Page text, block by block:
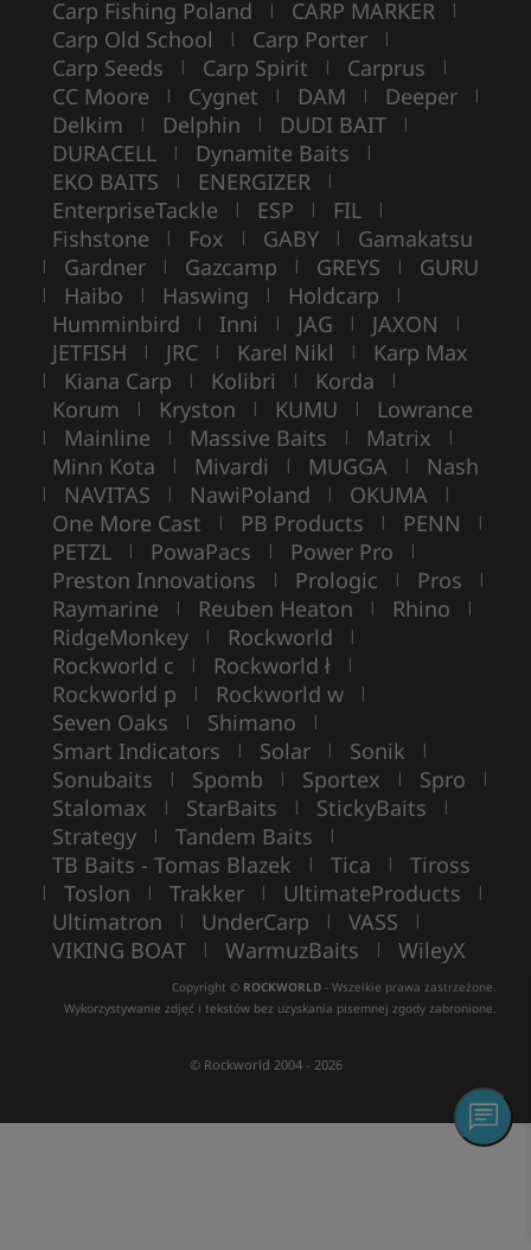
Carp Fishing Poland | CARP MARKER |
Carp Old School | Carp Porter |
Carp Seeds | Carp Spirit | Carprus |
CC Moore | Cygnet | DAM | Deeper |
Delkim | Delphin | DUDI BAIT |
DURACELL | Dynamite Baits |
EKO BAITS | ENERGIZER |
EnterpriseTackle | ESP | FIL |
Fishstone | Fox | GABY | Gamakatsu
| Gardner | Gazcamp | GREYS | GURU
| Haibo | Haswing | Holdcarp |
Humminbird | Inni | JAG | JAXON |
JETFISH | JRC | Karel Nikl | Karp Max
| Kiana Carp | Kolibri | Korda |
Korum | Kryston | KUMU | Lowrance
| Mainline | Massive Baits | Matrix |
Minn Kota | Mivardi | MUGGA | Nash
| NAVITAS | NawiPoland | OKUMA |
One More Cast | PB Products | PENN |
PETZL | PowaPacs | Power Pro |
Preston Innovations | Prologic | Pros |
Raymarine | Reuben Heaton | Rhino |
RidgeMonkey | Rockworld |
Rockworld c | Rockworld ł |
Rockworld p | Rockworld w |
Seven Oaks | Shimano |
Smart Indicators | Solar | Sonik |
Sonubaits | Spomb | Sportex | Spro |
Stalomax | StarBaits | StickyBaits |
Strategy | Tandem Baits |
TB Baits - Tomas Blazek | Tica | Tiross
| Toslon | Trakker | UltimateProducts |
Ultimatron | UnderCarp | VASS |
VIKING BOAT | WarmuzBaits | WileyX
Copyright © ROCKWORLD - Wszelkie prawa zastrzeżone.
Wykorzystywanie zdjęć i tekstów bez uzyskania pisemnej zgody zabronione.
© Rockworld 2004 - 2026